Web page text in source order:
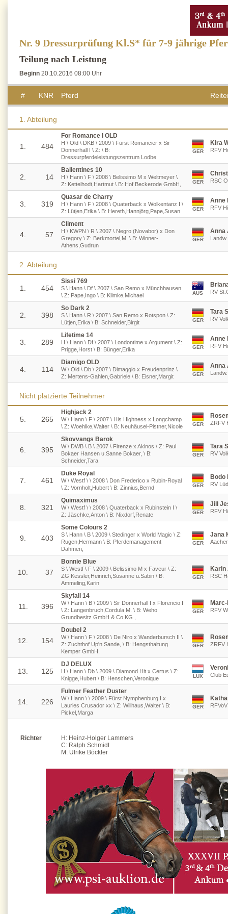
Nr. 9 Dressurprüfung Kl.S* für 7-9 jährige
Teilung nach Leistung
Beginn 20.10.2016 08:00 Uhr
# KNR Pferd
1. Abteilung
1. 484
For Romance I OLD
H \ Old \ DKB \ 2009 \ Fürst Romancier x Sir
Donnerhall I \ Z: \ B:
Dressurpferdeleistungszentrum Lodbe
GER
Kira
RFV
2. 14
Ballentines 10
H \ Hann \ F \ 2008 \ Belissimo M x Weltmeyer \
Z: Kettelhodt,Hartmut \ B: Hof Beckerode GmbH,
GER RSC
3. 319
Quasar de Charry
H \ Hann \ F \ 2008 \ Quaterback x Wolkentanz I \
Z: Lütjen,Erika \ B: Hereth,Hannjörg,Pape,Susan
GER
Anne
RFV
4. 57
Climent
H \ KWPN \ R \ 2007 \ Negro (Novabor) x Don
Gregory \ Z: Berkmortel,M. \ B: Winner-
Athens,Gudrun
GER
Anna
2. Abteilung
1. 454
Sissi 769
S \ Hann \ Df \ 2007 \ San Remo x Münchhausen
\ Z: Pape,Ingo \ B: Klimke,Michael
AUS RV
2. 398
So Dark 2
S \ Hann \ R \ 2007 \ San Remo x Rotspon \ Z:
Lütjen,Erika \ B: Schneider,Birgit
GER
Tara
RV
3. 289
Lifetime 14
H \ Hann \ Df \ 2007 \ Londontime x Argument \ Z:
Prigge,Horst \ B: Bünger,Erika
GER
Anne
RFV
4. 114
Diamigo OLD
W \ Old \ Db \ 2007 \ Dimaggio x Freudenprinz \
Z: Mertens-Gahlen,Gabriele \ B: Eisner,Margit
GER
Anna
Nicht platzierte Teilnehmer
5. 265
Highjack 2
W \ Hann \ F \ 2007 \ His Highness x Longchamp
\ Z: Woehlke,Walter \ B: Neuhäusel-Pistner,Nicole
GER ZRFV
6. 395
Skovvangs Barok
W \ DWB \ B \ 2007 \ Firenze x Akinos \ Z: Paul
Bokaer Hansen u.Sanne Bokaer, \ B:
Schneider,Tara
GER
Tara
RV
7. 461
Duke Royal
W \ Westf \ \ 2008 \ Don Frederico x Rubin-Royal
\ Z: Vornholt,Hubert \ B: Zinnius,Bernd
GER
Bodo
RV
8. 321
Quimaximus
W \ Westf \ \ 2008 \ Quaterback x Rubinstein I \
Z: Jäschke,Anton \ B: Nixdorf,Renate
GER
Jill
RFV
9. 403
Some Colours 2
S \ Hann \ B \ 2009 \ Stedinger x World Magic \ Z:
Rugen,Hermann \ B: Pferdemanagement
Dahmen,
GER
Jana
10. 37
Bonnie Blue
S \ Westf \ F \ 2009 \ Belissimo M x Faveur \ Z:
ZG Kessler,Heinrich,Susanne u.Sabin \ B:
Ammeling,Karin
GER
Karin
RSC
11. 396
Skyfall 14
W \ Hann \ B \ 2009 \ Sir Donnerhall I x Florencio I
\ Z: Langenbruch,Cordula M. \ B: Weho
Grundbesitz GmbH & Co KG ,
GER RFV
12. 154
Doubel 2
W \ Hann \ F \ 2008 \ De Niro x Wanderbursch II \
Z: Zuchthof Up'n Sande, \ B: Hengsthaltung
Kemper GmbH,
GER ZRFV
13. 125
DJ DELUX
H \ Hann \ Db \ 2009 \ Diamond Hit x Certus \ Z:
Knigge,Hubert \ B: Henschen,Veronique
LUX Club
14. 226
Fulmer Feather Duster
W \ Hann \ \ 2009 \ Fürst Nymphenburg I x
Lauries Crusador xx \ Z: Willhaus,Walter \ B:
Pickel,Marga
GER
Richter
H: Heinz-Holger Lammers
C: Ralph Schmidt
M: Ulrike Böckler